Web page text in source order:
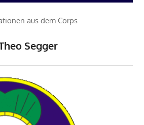
aus dem Corps
Segger